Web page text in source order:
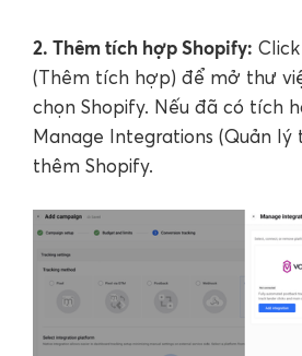
2. Thêm tích hợp Shopify:
(Thêm tích hợp) để mở thư
chọn Shopify. Nếu đã có tích
Manage Integrations (Quản
thêm Shopify.